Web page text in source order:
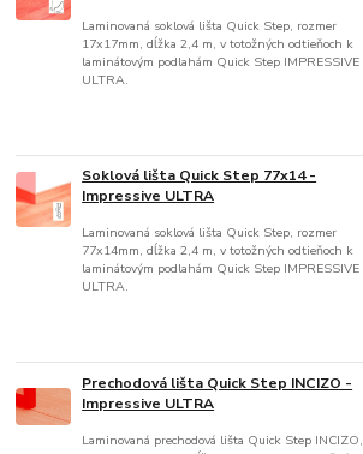
Laminovaná soklová lišta Quick Step, rozmer
17x17mm, dĺžka 2,4 m, v totožných odtieňoch k
laminátovým podlahám Quick Step IMPRESSIVE
ULTRA.
Soklová lišta Quick Step 77x14 -
Impressive ULTRA
Laminovaná soklová lišta Quick Step, rozmer
77x14mm, dĺžka 2,4 m, v totožných odtieňoch k
laminátovým podlahám Quick Step IMPRESSIVE
ULTRA.
Prechodová lišta Quick Step INCIZO -
Impressive ULTRA
Laminovaná prechodová lišta Quick Step INCIZO,